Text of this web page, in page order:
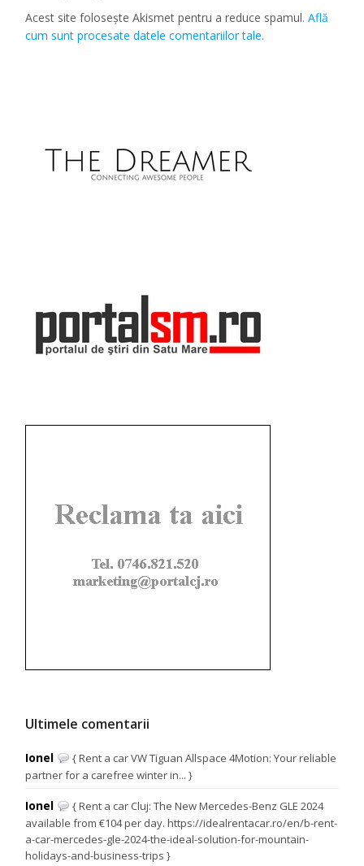
Acest site folosește Akismet pentru a reduce spamul.Află
cum sunt procesate datele comentariilor tale.
Ultimele comentarii
Ionel
{ Rent a car VW Tiguan Allspace 4Motion: Your reliable
partner for a carefree winter in... }
Ionel
{ Rent a car Cluj: The New Mercedes-Benz GLE 2024
available from €104 per day. https://idealrentacar.ro/en/b-rent-
a-car-mercedes-gle-2024-the-ideal-solution-for-mountain-
holidays-and-business-trips }